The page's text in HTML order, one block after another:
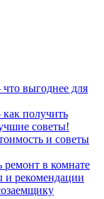
выгоднее для
получить
советы!
и советы
ремонт в комнате
и рекомендации